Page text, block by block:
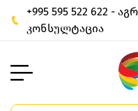
+995 595 522 622 -
კონსულტაცია